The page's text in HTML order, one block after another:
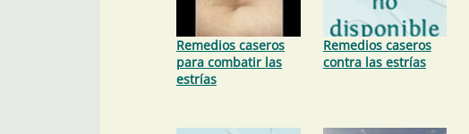
Remedios caseros
para combatir las
estrías
Remedios caseros
contra las estrías